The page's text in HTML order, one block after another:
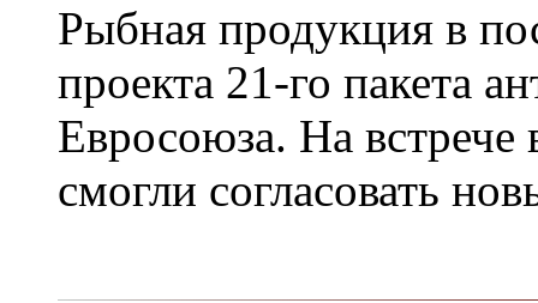
Рыбная продукция в
проекта 21-го пакета
Евросоюза. На
смогли согласовать